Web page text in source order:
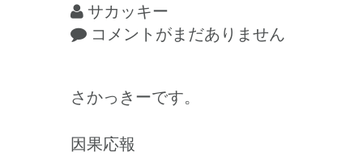
サカッキー
コメントがまだありません
さかっきーです。
因果応報